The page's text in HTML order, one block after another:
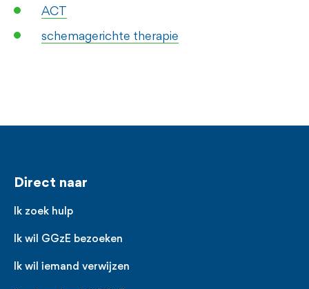
ACT
schemagerichte therapie
Voet
Direct naar
Ik zoek hulp
Ik wil GGzE bezoeken
Ik wil iemand verwijzen